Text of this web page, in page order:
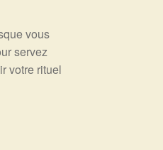
vous
servez
votre rituel